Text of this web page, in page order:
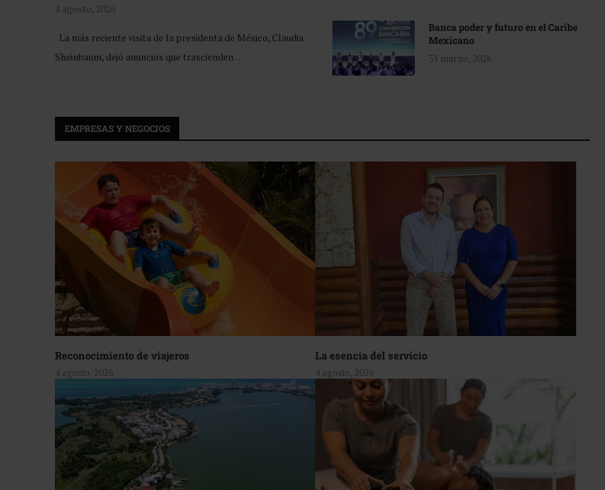
4 agosto, 2026
La más reciente visita de la presidenta de México, Claudia
Sheinbaum, dejó anuncios que trascienden …
Banca poder y futuro en el Caribe
Mexicano
31 marzo, 2026
EMPRESAS Y NEGOCIOS
Reconocimiento de viajeros
4 agosto, 2026
La esencia del servicio
4 agosto, 2026